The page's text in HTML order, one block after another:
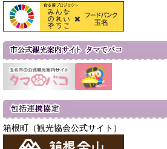
箱根町（観光協会公式サイト）